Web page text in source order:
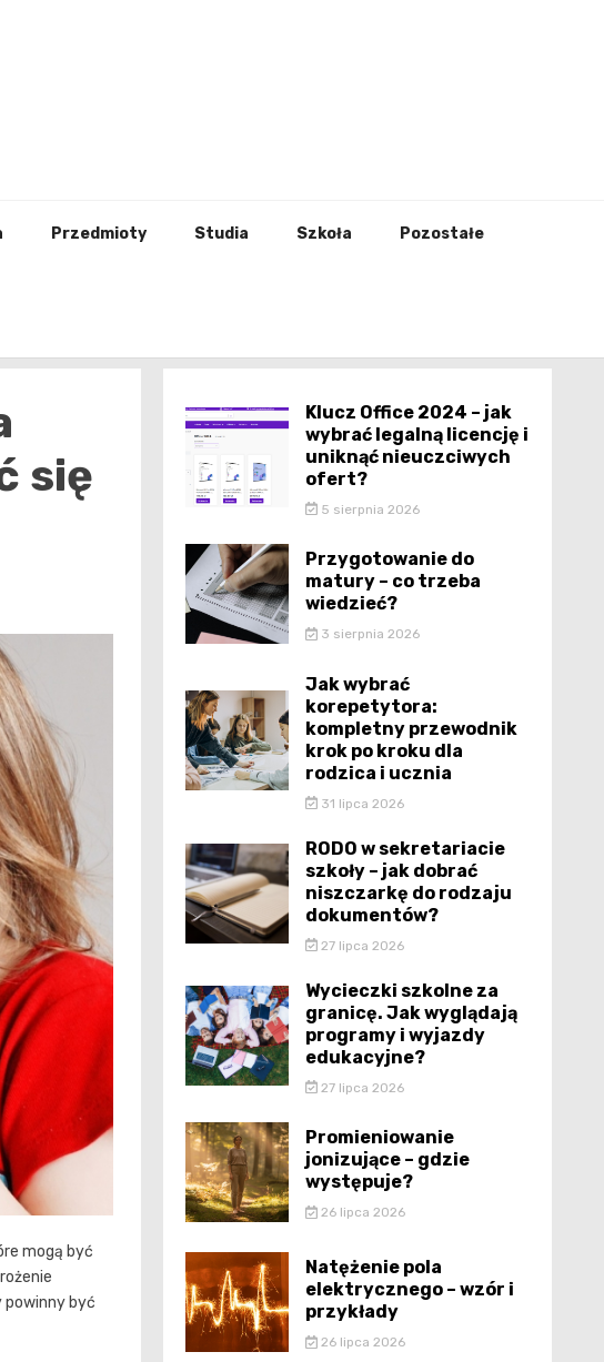
Przedmioty Studia Szkoła Pozostałe
się
mogą być
powinny być
Klucz Office 2024 – jak
wybrać legalną licencję i
uniknąć nieuczciwych
ofert?
5 sierpnia 2026
Przygotowanie do
matury – co trzeba
wiedzieć?
3 sierpnia 2026
Jak wybrać
korepetytora:
kompletny przewodnik
krok po kroku dla
rodzica i ucznia
31 lipca 2026
RODO w sekretariacie
szkoły – jak dobrać
niszczarkę do rodzaju
dokumentów?
27 lipca 2026
Wycieczki szkolne za
granicę. Jak wyglądają
programy i wyjazdy
edukacyjne?
27 lipca 2026
Promieniowanie
jonizujące – gdzie
występuje?
26 lipca 2026
Natężenie pola
elektrycznego – wzór i
przykłady
26 lipca 2026